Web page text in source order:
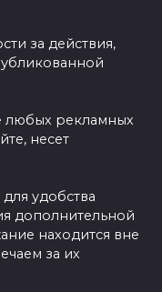
за действия,
любых рекламных
несет
удобства
дополнительной
находится вне
за их